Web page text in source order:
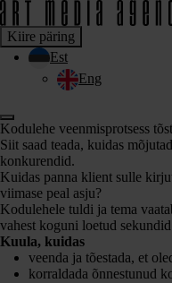
Kiire päring
Est
Eng
Kodulehe veenmisprotsess
Siit saad teada, kuidas
konkurendid.
Kuidas panna klient sulle
viimase peal asju?
Kodulehele tuldi ja tema
vahest koguni loetud
Kuula, kuidas
veenda ja tõestada, et
korraldada õnnestunud